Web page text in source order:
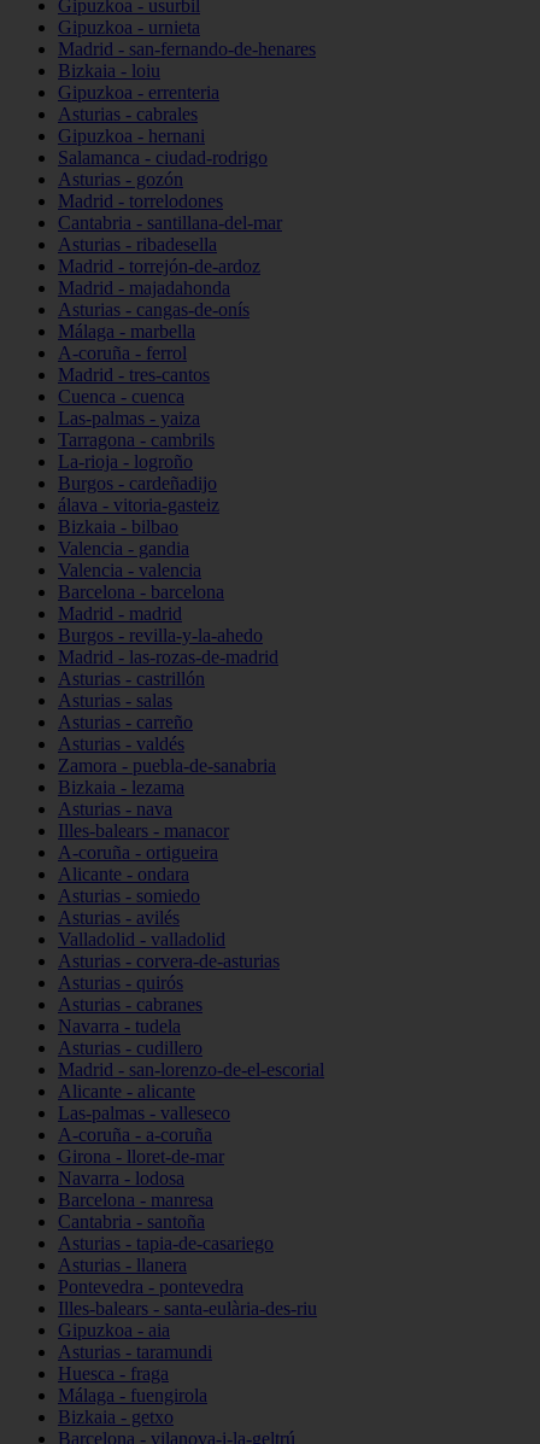
Gipuzkoa - usurbil
Gipuzkoa - urnieta
Madrid - san-fernando-de-henares
Bizkaia - loiu
Gipuzkoa - errenteria
Asturias - cabrales
Gipuzkoa - hernani
Salamanca - ciudad-rodrigo
Asturias - gozón
Madrid - torrelodones
Cantabria - santillana-del-mar
Asturias - ribadesella
Madrid - torrejón-de-ardoz
Madrid - majadahonda
Asturias - cangas-de-onís
Málaga - marbella
A-coruña - ferrol
Madrid - tres-cantos
Cuenca - cuenca
Las-palmas - yaiza
Tarragona - cambrils
La-rioja - logroño
Burgos - cardeñadijo
álava - vitoria-gasteiz
Bizkaia - bilbao
Valencia - gandia
Valencia - valencia
Barcelona - barcelona
Madrid - madrid
Burgos - revilla-y-la-ahedo
Madrid - las-rozas-de-madrid
Asturias - castrillón
Asturias - salas
Asturias - carreño
Asturias - valdés
Zamora - puebla-de-sanabria
Bizkaia - lezama
Asturias - nava
Illes-balears - manacor
A-coruña - ortigueira
Alicante - ondara
Asturias - somiedo
Asturias - avilés
Valladolid - valladolid
Asturias - corvera-de-asturias
Asturias - quirós
Asturias - cabranes
Navarra - tudela
Asturias - cudillero
Madrid - san-lorenzo-de-el-escorial
Alicante - alicante
Las-palmas - valleseco
A-coruña - a-coruña
Girona - lloret-de-mar
Navarra - lodosa
Barcelona - manresa
Cantabria - santoña
Asturias - tapia-de-casariego
Asturias - llanera
Pontevedra - pontevedra
Illes-balears - santa-eulària-des-riu
Gipuzkoa - aia
Asturias - taramundi
Huesca - fraga
Málaga - fuengirola
Bizkaia - getxo
Barcelona - vilanova-i-la-geltrú